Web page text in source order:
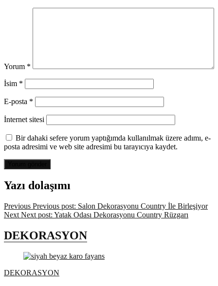
Yorum *
İsim *
E-posta *
İnternet sitesi
Bir dahaki sefere yorum yaptığımda kullanılmak üzere adımı, e-
posta adresimi ve web site adresimi bu tarayıcıya kaydet.
Yazı dolaşımı
Previous Previous post: Salon Dekorasyonu Country İle Birleşiyor
Next Next post: Yatak Odası Dekorasyonu Country Rüzgarı
DEKORASYON
DEKORASYON